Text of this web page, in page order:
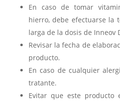
En caso de tomar
hierro, debe efectuarse la
larga de la dosis de Inneov
Revisar la fecha de
producto.
En caso de cualquier
tratante.
Evitar que este producto